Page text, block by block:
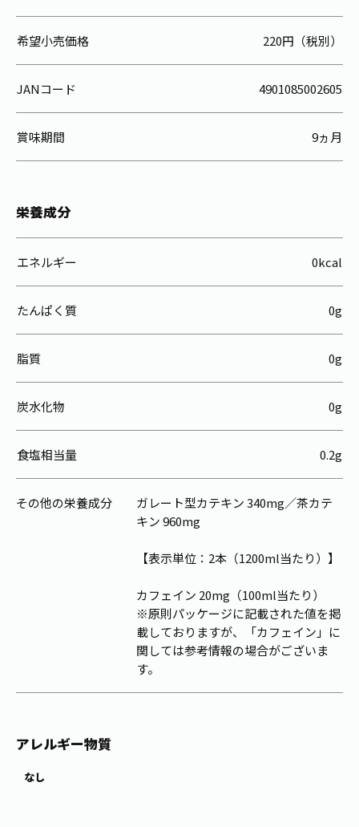
希望小売価格 220円（税別）
JANコード 4901085002605
賞味期間 9ヵ月
栄養成分
エネルギー 0kcal
たんぱく質 0g
脂質 0g
炭水化物 0g
食塩相当量 0.2g
その他の栄養成分
ガレート型カテキン 340mg／茶カテ
キン 960mg
【表示単位：2本（1200ml当たり）】
カフェイン 20mg（100ml当たり）
※原則パッケージに記載された値を掲
載しておりますが、「カフェイン」に
関しては参考情報の場合がございま
す。
アレルギー物質
なし